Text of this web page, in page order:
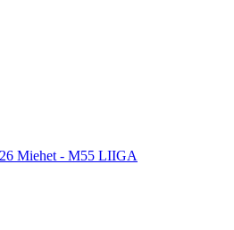
Miehet - M55 LIIGA